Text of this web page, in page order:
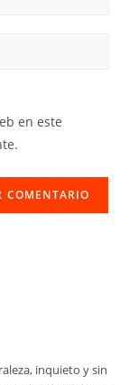
en este
inquieto y sin